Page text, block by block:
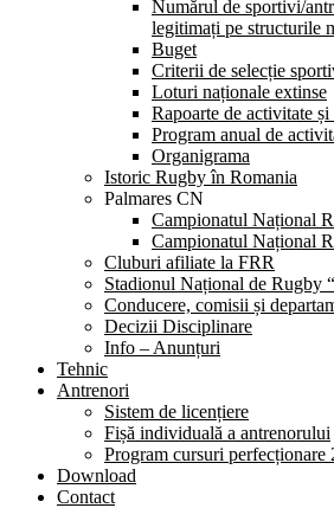
Numărul de sportivi/
legitimați pe structurile
Buget
Criterii de selecție
Loturi naționale extinse
Rapoarte de activitate
Program anual de
Organigrama
Istoric Rugby în Romania
Palmares CN
Campionatul Național
Campionatul Național
Cluburi afiliate la FRR
Stadionul Național de Rugby
Conducere, comisii și
Decizii Disciplinare
Info – Anunțuri
Tehnic
Antrenori
Sistem de licențiere
Fișă individuală a antrenorului
Program cursuri perfecționare
Download
Contact